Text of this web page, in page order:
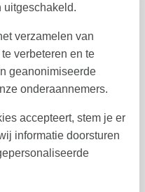
do vr za
1
6 7 8 9
14 15 16
21 22
uitgeschakeld.
verzamelen van
verbeteren en te
geanonimiseerde
onderaannemers.
accepteert, stem je er
informatie doorsturen